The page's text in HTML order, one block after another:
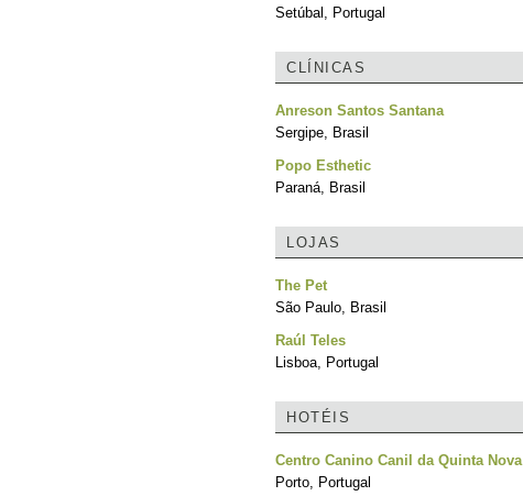
Setúbal, Portugal
CLÍNICAS
Anreson Santos Santana
Sergipe, Brasil
Popo Esthetic
Paraná, Brasil
LOJAS
The Pet
São Paulo, Brasil
Raúl Teles
Lisboa, Portugal
HOTÉIS
Centro Canino Canil da Quinta Nova
Porto, Portugal